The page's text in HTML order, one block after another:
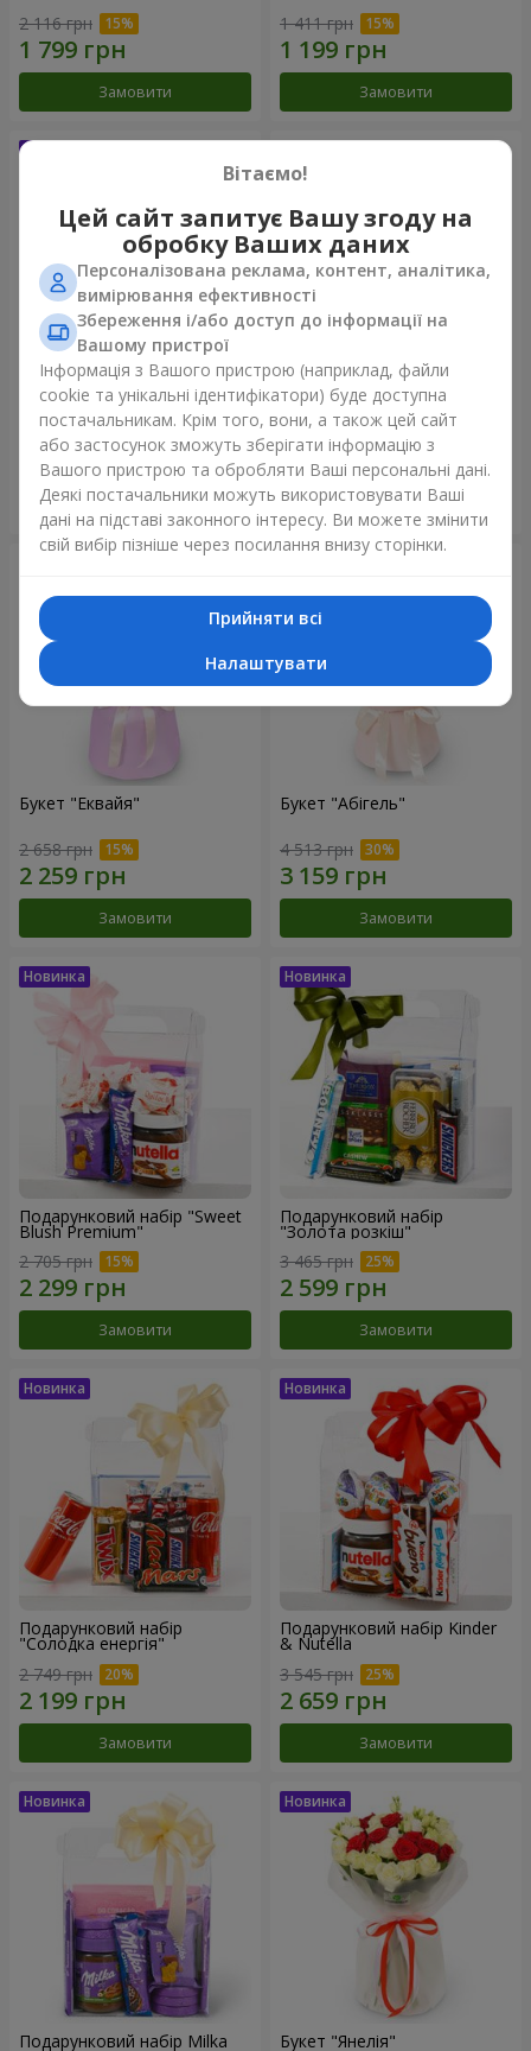
2 116 грн
Замовити
1 411 грн
Замовити
Букет "Kamaliya"
3 279 грн
Замовити
Букет "Moon Dance"
2 513 грн
Замовити
Букет "Еквайя"
2 658 грн
Замовити
Букет "Абігель"
4 513 грн
Замовити
Подарунковий набір "Sweet
Blush Premium"
2 705 грн
Замовити
Подарунковий набір
"Золота розкіш"
3 465 грн
Замовити
Подарунковий набір
"Солодка енергія"
2 749 грн
Замовити
Подарунковий набір Kinder
& Nutella
3 545 грн
Замовити
Подарунковий набір Milka Букет "Янелія"
Вітаємо!
Цей сайт запитує Вашу згоду на
обробку Ваших даних
Персоналізована реклама, контент, аналітика,
вимірювання ефективності
Збереження і/або доступ до інформації на
Вашому пристрої
Інформація з Вашого пристрою (наприклад, файли
cookie та унікальні ідентифікатори) буде доступна
постачальникам. Крім того, вони, а також цей сайт
або застосунок зможуть зберігати інформацію з
Вашого пристрою та обробляти Ваші персональні дані.
Деякі постачальники можуть використовувати Ваші
дані на підставі законного інтересу. Ви можете змінити
свій вибір пізніше через посилання внизу сторінки.
Прийняти всі
Налаштувати